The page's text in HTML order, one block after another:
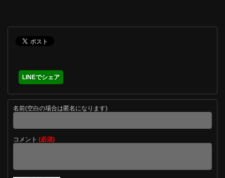
LINEでシェア
名前(空白の場合は匿名になります)
コメント (必須)